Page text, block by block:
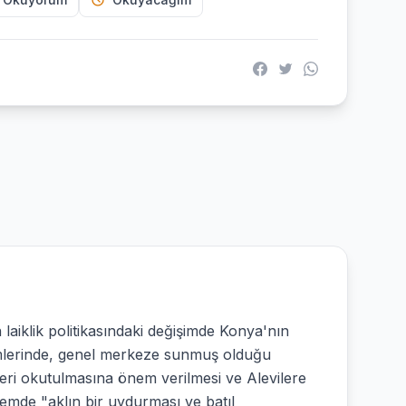
politikasındaki değişimde Konya'nın
genel merkeze sunmuş olduğu
okutulmasına önem verilmesi ve Alevilere
"aklın bir uydurması ve batıl